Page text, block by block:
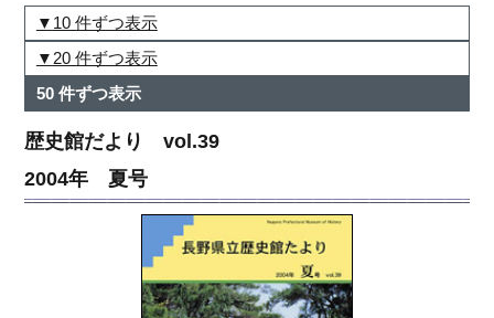
10 件ずつ表示
20 件ずつ表示
50 件ずつ表示
歴史館だより vol.39
2004年 夏号